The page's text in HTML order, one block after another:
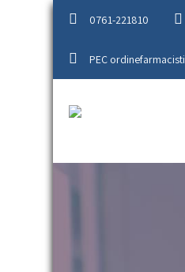
0761-221810
PEC